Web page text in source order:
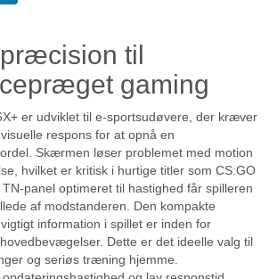
til
gaming
er udviklet til e-sportsudøvere, der kræver
respons for at opnå en
Skærmen løser problemet med motion
hvilket er kritisk i hurtige titler som CS:GO
panel optimeret til hastighed får spilleren
af modstanderen. Den kompakte
information i spillet er inden for
Dette er det ideelle valg til
og seriøs træning hjemme.